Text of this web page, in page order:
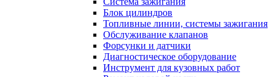
Блок цилиндров
Топливные линии, системы зажигания
Обслуживание клапанов
Форсунки и датчики
Диагностическое оборудование
Инструмент для кузовных работ